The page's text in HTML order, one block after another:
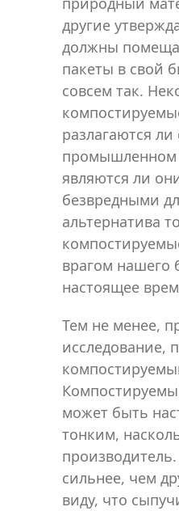
другие
должны
пакеты в свой
совсем так.
разлагаются
промышленном
являются ли
безвредными
альтернатива
врагом нашего
настоящее
Тем не менее,
исследование,
может быть
тонким,
сильнее, чем
виду, что